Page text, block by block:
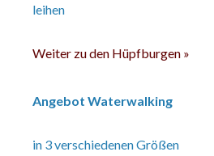
leihen
Weiter zu den Hüpfburgen »
Angebot Waterwalking
in 3 verschiedenen Größen